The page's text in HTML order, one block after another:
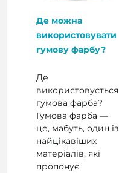
Де можна
використовувати
гумову фарбу?
Де
використовується
гумова фарба?
Гумова фарба —
це, мабуть, один із
найцікавіших
матеріалів, які
пропонує